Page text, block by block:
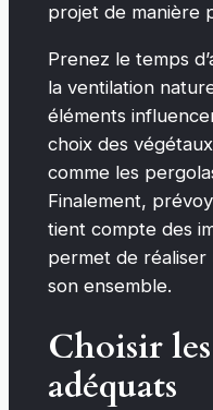
projet de manière
Prenez le temps
la ventilation
éléments
choix des
comme les
Finalement,
tient compte des
permet de
son ensemble.
Choisir
adéquats